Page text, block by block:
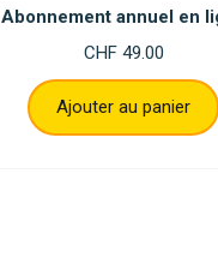
Abonnement annuel en
CHF49.00
Ajouter au panier